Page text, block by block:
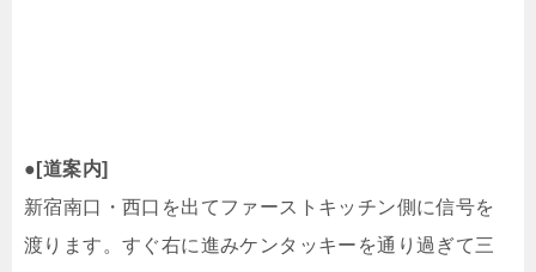
● [道案内]
新宿南口・西口を出てファーストキッチン側に信号を
渡ります。すぐ右に進みケンタッキーを通り過ぎて三